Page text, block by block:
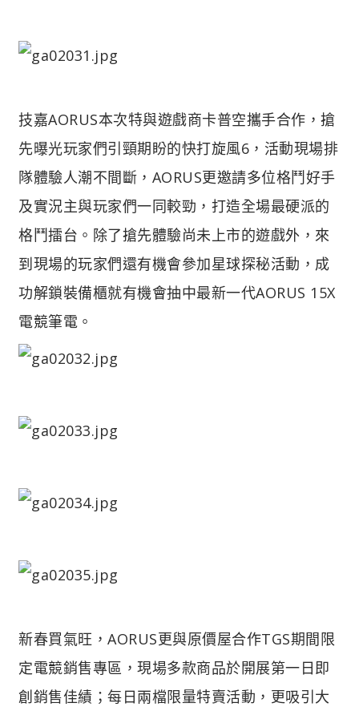
技嘉AORUS本次特與遊戲商卡普空攜手合作，搶
先曝光玩家們引頸期盼的快打旋風6，活動現場排
隊體驗人潮不間斷，AORUS更邀請多位格鬥好手
及實況主與玩家們一同較勁，打造全場最硬派的
格鬥擂台。除了搶先體驗尚未上市的遊戲外，來
到現場的玩家們還有機會參加星球探秘活動，成
功解鎖裝備櫃就有機會抽中最新一代AORUS 15X
電競筆電。
新春買氣旺，AORUS更與原價屋合作TGS期間限
定電競銷售專區，現場多款商品於開展第一日即
創銷售佳績；每日兩檔限量特賣活動，更吸引大